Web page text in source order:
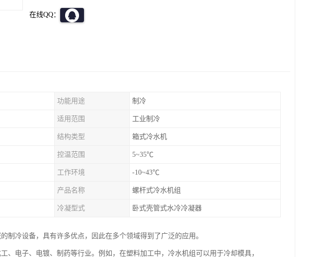
在线QQ：
功能用途 制冷
适用范围 工业制冷
结构类型 箱式冷水机
控温范围 5~35℃
工作环境 -10~43℃
产品名称 螺杆式冷水机组
冷凝型式 卧式壳管式水冷冷凝器
制冷设备，具有许多优点，因此在多个领域得到了广泛的应用。
、电子、电镀、制药等行业。例如，在塑料加工中，冷水机组可以用于冷却模具，